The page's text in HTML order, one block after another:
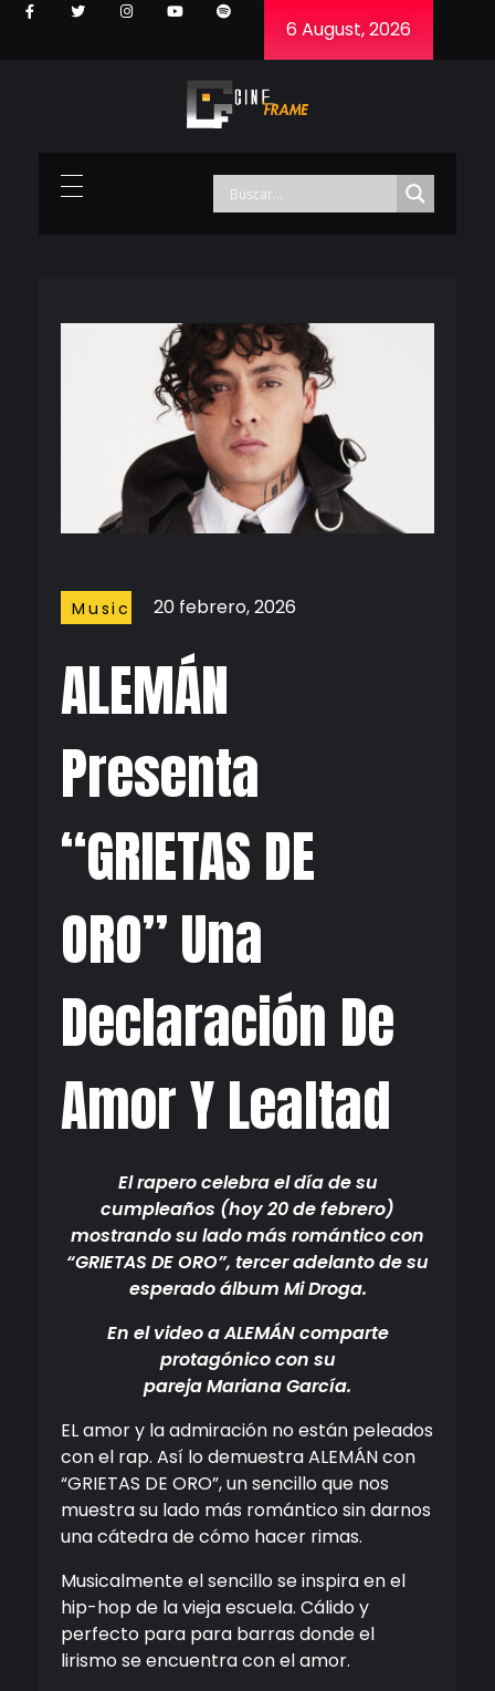
6 August, 2026
ALEMÁN
Presenta
“GRIETAS DE
ORO” Una
Declaración De
Amor Y Lealtad
20 febrero, 2026
Music
El rapero celebra el día de su
cumpleaños (hoy 20 de febrero)
mostrando su lado más romántico con
“GRIETAS DE ORO”, tercer adelanto de su
esperado álbum Mi Droga.
En el video a ALEMÁN comparte
protagónico con su
pareja Mariana García.
EL amor y la admiración no están peleados
con el rap. Así lo demuestra ALEMÁN con
“GRIETAS DE ORO”, un sencillo que nos
muestra su lado más romántico sin darnos
una cátedra de cómo hacer rimas.
Musicalmente el sencillo se inspira en el
hip-hop de la vieja escuela. Cálido y
perfecto para para barras donde el
lirismo se encuentra con el amor.